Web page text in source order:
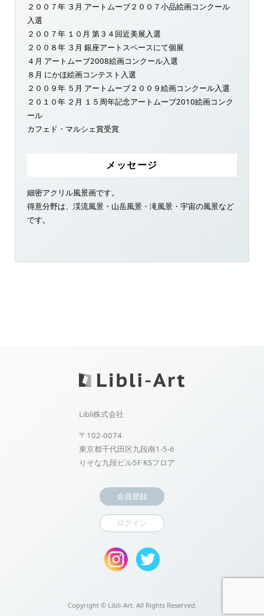
２００７年 ３月 アートムーブ２００７小品絵画コンクール
入選
２００７年 １０月 第３４回近美展入選
２００８年 ３月 銀座アートスペースにて個展
４月 アートムーブ2008絵画コンクール入選
８月 にかほ絵画コンテスト入選
２００９年 ５月 アートムーブ２００９絵画コンクール入選
２０１０年 ２月 １５周年記念アートムーブ2010絵画コンク
ール
カフェド・マルシェ賞受賞
メッセージ
細密アクリル風景画です。
得意分野は、渓流風景・山岳風景・滝風景・宇宙の風景など
です。
Libli株式会社
〒102-0074
東京都千代田区九段南1-5-6
りそな九段ビル5F KSフロア
会員登録
ログイン
Copyright ©Libli-Art. All Rights Reserved.